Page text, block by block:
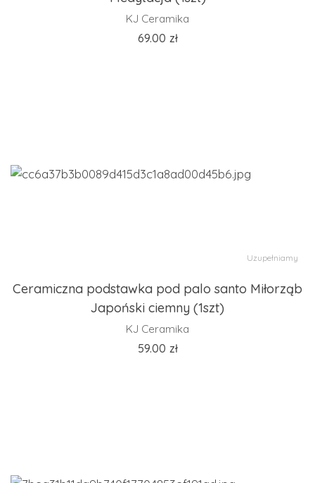
KJ Ceramika
69.00 zł
Uzupełniamy
Ceramiczna podstawka pod palo santo Miłorząb
Japoński ciemny (1szt)
KJ Ceramika
59.00 zł